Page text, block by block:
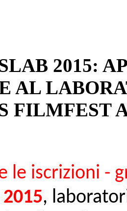
2015:
AL
FILMFEST
le iscrizioni -
,